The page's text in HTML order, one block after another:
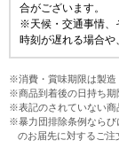
合がございます。
※天候・交通事情、
時刻が遅れる場合や
※消費・賞味期限は製造
※商品到着後の日持ち期
※表記のされていない商
※暴力団排除条例ならび
のお届先に対するご注